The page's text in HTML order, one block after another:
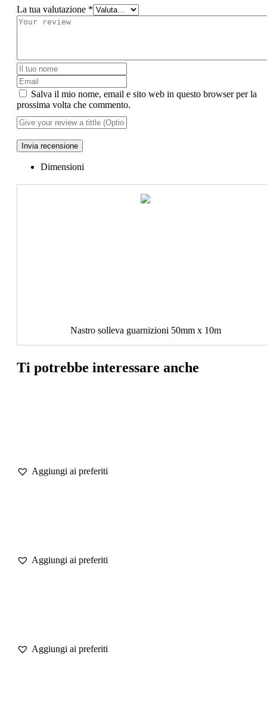
La tua valutazione *
Salva il mio nome, email e sito web in questo browser per la
prossima volta che commento.
Invia recensione
Dimensioni
Nastro solleva guarnizioni 50mm x 10m
Ti potrebbe interessare anche